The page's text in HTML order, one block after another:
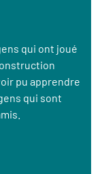
qui ont joué
pu apprendre
qui sont